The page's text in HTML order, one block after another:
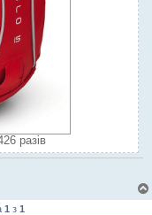
разів
1 з 1